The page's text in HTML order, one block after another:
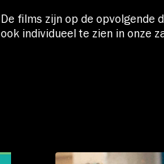
De films zijn op de opvolgende
ook individueel te zien in onze